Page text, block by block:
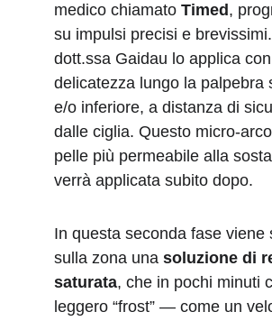
medico chiamato Timed ,
su impulsi precisi e
dott.ssa Gaidau lo applica con
delicatezza lungo la palpebra
e/o inferiore, a distanza di
dalle ciglia. Questo micro-arco
pelle più permeabile alla
verrà applicata subito dopo.
In questa seconda fase viene
sulla zona una soluzione di
saturata, che in pochi minuti
leggero “frost” — come un